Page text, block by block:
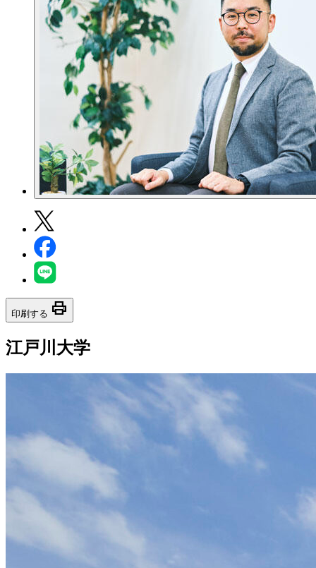
印刷する print
江戸川大学